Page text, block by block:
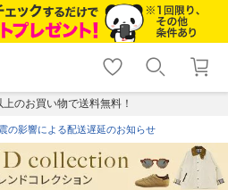
shopping_cart lock_outline
ログイン
のお買い物で送料無料！
の影響による配送遅延のお知らせ